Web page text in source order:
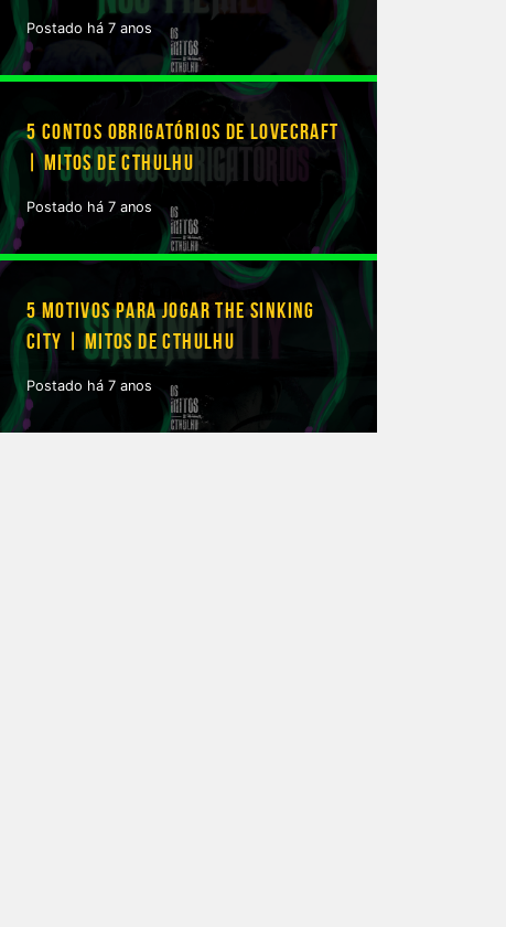
Postado há 7 anos
5 CONTOS OBRIGATÓRIOS DE LOVECRAFT
| MITOS DE CTHULHU
Postado há 7 anos
5 MOTIVOS PARA JOGAR THE SINKING
CITY | MITOS DE CTHULHU
Postado há 7 anos